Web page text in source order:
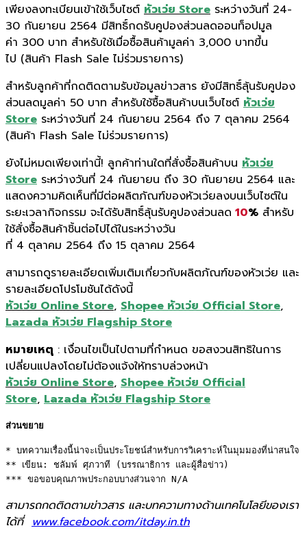
เพียงลงทะเบียนเข้าใช้เว็บไซต์ หัวเว่ย Store ระหว่างวันที่ 24-
30 กันยายน 2564 มีสิทธิ์กดรับคูปองส่วนลดออนท็อปมูล
ค่า 300 บาท สำหรับใช้เมื่อซื้อสินค้ามูลค่า 3,000 บาทขึ้น
ไป (สินค้า Flash Sale ไม่ร่วมรายการ)
สำหรับลูกค้าที่กดติดตามรับข้อมูลข่าวสาร ยังมีสิทธิ์ลุ้นรับคูปอง
ส่วนลดมูลค่า 50 บาท สำหรับใช้ซื้อสินค้าบนเว็บไซต์ หัวเว่ย
Store ระหว่างวันที่ 24 กันยายน 2564 ถึง 7 ตุลาคม 2564
(สินค้า Flash Sale ไม่ร่วมรายการ)
ยังไม่หมดเพียงเท่านี้! ลูกค้าท่านใดที่สั่งซื้อสินค้าบน หัวเว่ย
Store ระหว่างวันที่ 24 กันยายน ถึง 30 กันยายน 2564 และ
แสดงความคิดเห็นที่มีต่อผลิตภัณฑ์ของหัวเว่ยลงบนเว็บไซต์ใน
ระยะเวลากิจกรรม จะได้รับสิทธิ์ลุ้นรับคูปองส่วนลด 10% สำหรับ
ใช้สั่งซื้อสินค้าชิ้นต่อไปได้ในระหว่างวัน
ที่ 4 ตุลาคม 2564 ถึง 15 ตุลาคม 2564
สามารถดูรายละเอียดเพิ่มเติมเกี่ยวกับผลิตภัณฑ์ของหัวเว่ย และ
รายละเอียดโปรโมชันได้ดังนี้
หัวเว่ย Online Store, Shopee หัวเว่ย Official Store,
Lazada หัวเว่ย Flagship Store
หมายเหตุ : เงื่อนไขเป็นไปตามที่กำหนด ขอสงวนสิทธิในการ
เปลี่ยนแปลงโดยไม่ต้องแจ้งให้ทราบล่วงหน้า
หัวเว่ย Online Store, Shopee หัวเว่ย Official
Store, Lazada หัวเว่ย Flagship Store
ส่วนขยาย
* บทความเรื่องนี้น่าจะเป็นประโยชน์สำหรับการวิเคราะห์ในมุมมองที่น่าสนใจ
** เขียน: ชลัมพ์ ศุภวาที (บรรณาธิการ และผู้สื่อข่าว)
*** ขอขอบคุณภาพประกอบบางส่วนจาก N/A
สามารถกดติดตามข่าวสาร และบทความทางด้านเทคโนโลยีของเรา
ได้ที่ www.facebook.com/itday.in.th